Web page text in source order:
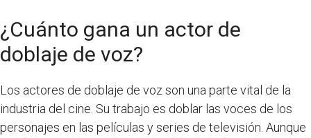
¿Cuánto gana un actor de
doblaje de voz?
Los actores de doblaje de voz son una parte vital de la
industria del cine. Su trabajo es doblar las voces de los
personajes en las películas y series de televisión. Aunque